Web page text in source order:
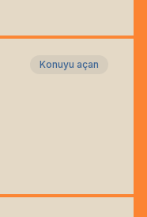
Konuyu açan